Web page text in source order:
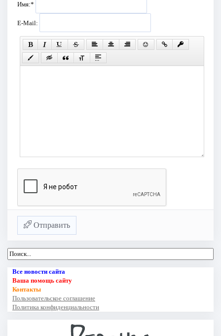
Имя:*
E-Mail:
Отправить
Все новости сайта
Ваша помощь сайту
Контакты
Пользовательское соглашение
Политика конфиденциальности